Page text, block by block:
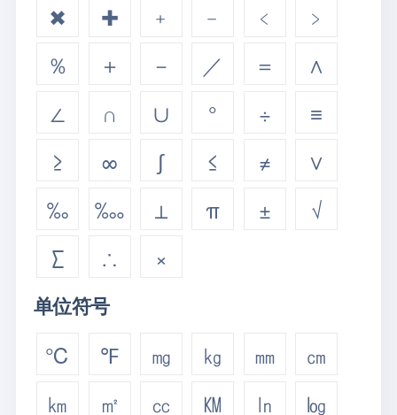
✖
✚ ﹢ ﹣ ﹤
﹥
％
＋ － ／ ＝
∧
∠
∩ ∪ ° ÷
≡
≥
∞ ∫ ≤ ≠
∨
‰
‱ ⊥ π ±
√
∑
∴ ×
单位符号
℃ ℉ ㎎ ㎏ ㎜
㎝
㎞
㎡ ㏄ ㏎ ㏑
㏒